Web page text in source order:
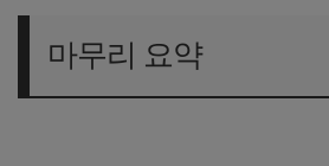
마무리 요약